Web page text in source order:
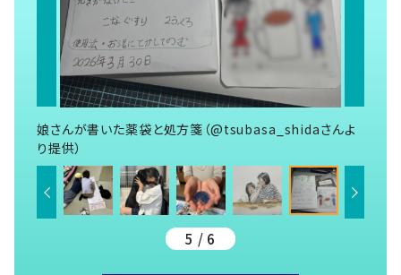
娘さんが書いた薬袋と処方箋（@tsubasa_shidaさんよ
り提供）
5 / 6